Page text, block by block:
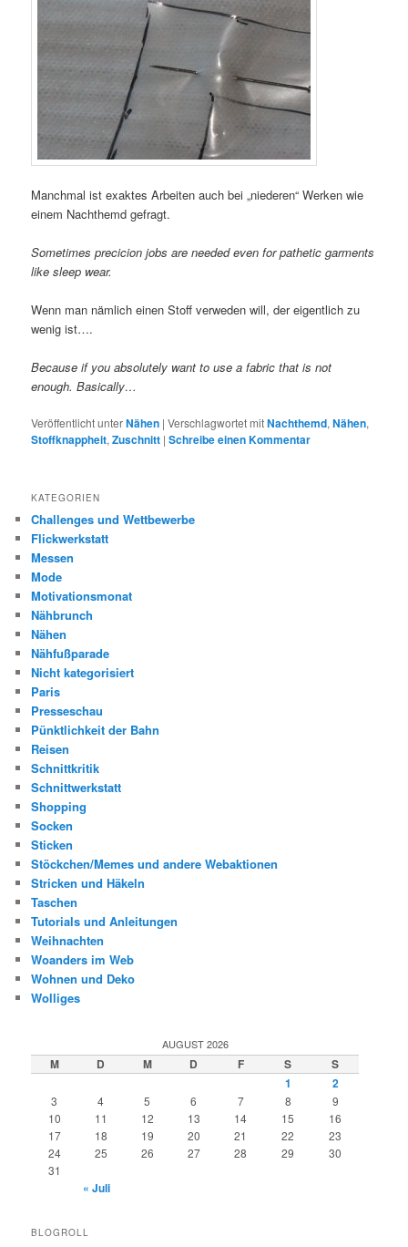
Manchmal ist exaktes Arbeiten auch bei „niederen“ Werken wie
einem Nachthemd gefragt.
Sometimes precicion jobs are needed even for pathetic garments
like sleep wear.
Wenn man nämlich einen Stoff verweden will, der eigentlich zu
wenig ist….
Because if you absolutely want to use a fabric that is not
enough. Basically…
Veröffentlicht unterNähen |Verschlagwortet mitNachthemd,Nähen,
Stoffknappheit,Zuschnitt |Schreibe einen Kommentar
KATEGORIEN
Challenges und Wettbewerbe
Flickwerkstatt
Messen
Mode
Motivationsmonat
Nähbrunch
Nähen
Nähfußparade
Nicht kategorisiert
Paris
Presseschau
Pünktlichkeit der Bahn
Reisen
Schnittkritik
Schnittwerkstatt
Shopping
Socken
Sticken
Stöckchen/Memes und andere Webaktionen
Stricken und Häkeln
Taschen
Tutorials und Anleitungen
Weihnachten
Woanders im Web
Wohnen und Deko
Wolliges
AUGUST 2026
M D M D F S
S
1
2
3 4 5 6 7 8
9
10
11 12 13 14 15
16
17
18 19 20 21 22
23
24
25 26 27 28 29
30
31
« Juli
BLOGROLL